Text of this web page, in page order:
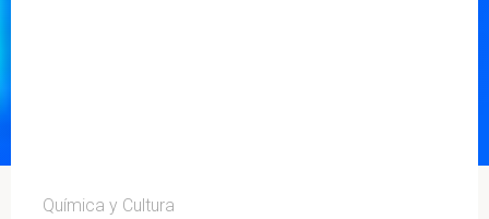
Química y Cultura